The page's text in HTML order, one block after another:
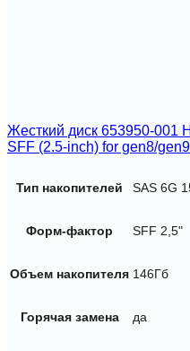
Жесткий диск 653950-001
SFF (2.5-inch) for gen8/
Тип накопителей SAS 6G
Форм-фактор SFF 2,5"
Объем накопителя 146Гб
Горячая замена да